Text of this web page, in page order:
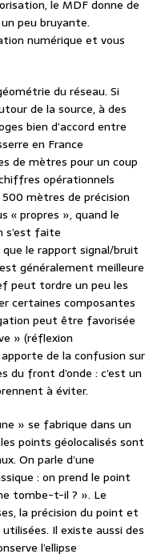
le MDF donne de
peu bruyante.
numérique et vous
du réseau. Si
de la source, à des
bien d’accord entre
en France
de mètres pour un coup
opérationnels
mètres de précision
« propres », quand le
s’est faite
le rapport signal/bruit
généralement meilleure
peut tordre un peu les
certaines composantes
peut être favorisée
» (réflexion
de la confusion sur
du front d’onde : c’est un
à éviter.
» se fabrique dans un
points géolocalisés sont
On parle d’une
: on prend le point
tombe-t-il ? ». Le
la précision du point et
Il existe aussi des
l’ellipse